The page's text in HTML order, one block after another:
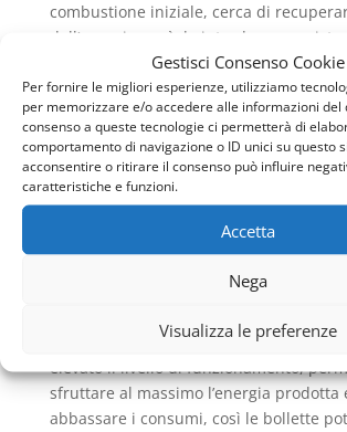
Gestisci Consenso Cookie
Per fornire le migliori esperienze, utilizziamo
per memorizzare e/o accedere alle informazioni del
consenso a queste tecnologie ci permetterà di
comportamento di navigazione o ID unici su questo
acconsentire o ritirare il consenso può influire
caratteristiche e funzioni.
Accetta
Nega
Visualizza le preferenze
combustione iniziale, cerca di
dell’energia, così da introdurre un
raffreddamento dei fumi che non
acqueo e così viene ad esserci
detta calore latente, che si aggiunge
generale prodotta dalla combustione e
ottenere dei rendimenti molto più alti.
nel caso delle caldaie a condensazione
raggiunge un livello del 109%, poiché si
Questo fattore sottolinea come sia
Vaillant Torrevecchia, perché riuscire a
elevato il livello di funzionamento,
sfruttare al massimo l’energia prodotta
abbassare i consumi, così le bollette